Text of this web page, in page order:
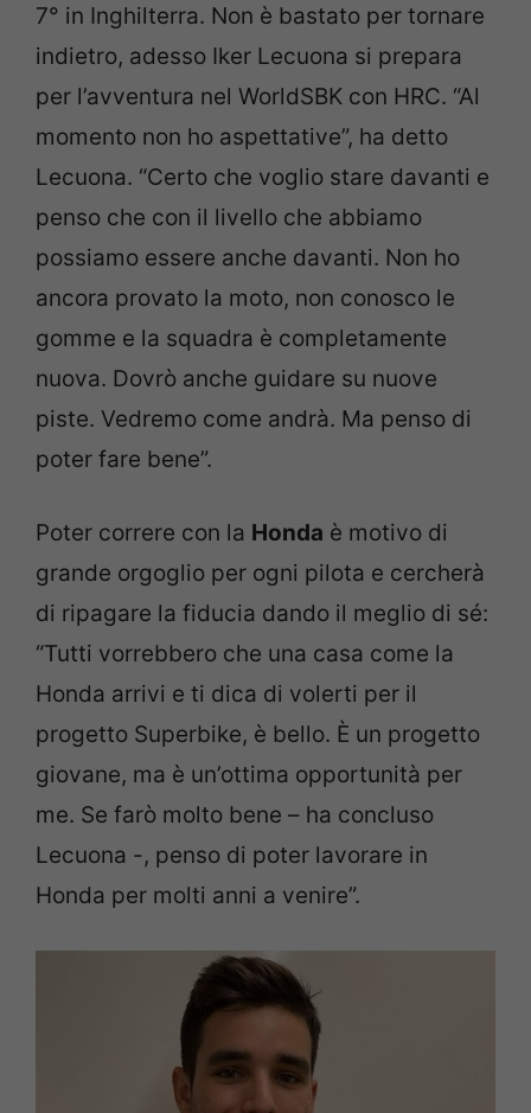
7° in Inghilterra. Non è bastato per tornare
indietro, adesso Iker Lecuona si prepara
per l’avventura nel WorldSBK con HRC. “Al
momento non ho aspettative”, ha detto
Lecuona. “Certo che voglio stare davanti e
penso che con il livello che abbiamo
possiamo essere anche davanti. Non ho
ancora provato la moto, non conosco le
gomme e la squadra è completamente
nuova. Dovrò anche guidare su nuove
piste. Vedremo come andrà. Ma penso di
poter fare bene”.
Poter correre con la Honda è motivo di
grande orgoglio per ogni pilota e cercherà
di ripagare la fiducia dando il meglio di sé:
“Tutti vorrebbero che una casa come la
Honda arrivi e ti dica di volerti per il
progetto Superbike, è bello. È un progetto
giovane, ma è un’ottima opportunità per
me. Se farò molto bene – ha concluso
Lecuona -, penso di poter lavorare in
Honda per molti anni a venire”.